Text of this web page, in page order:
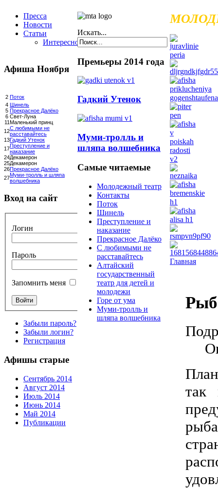
Пресса
Новости
Статьи
Интересное
Афиша Ноября
2 Поток
4 Шинель
5 Прекрасное Далёко
6 Свет-Луна
11Маленький принц
12С любимыми не
расставайтесь
13Гадкий Утенок
17Преступление и
наказание
24Декамерон
25Декамерон
26Прекрасное Далёко
27Муми-тролль и шляпа
волшебника
Вход на сайт
Логин
Пароль
Запомнить меня
Забыли пароль?
Забыли логин?
Регистрация
Афишы старые
Сентябрь 2014
Август 2014
Июль 2014
Июнь 2014
Май 2014
Публикации
Искать...
Премьеры 2014 года
Гадкий Утенок
Муми-тролль и
шляпа волшебника
Самые читаемые
Молодежный театр
Контакты
Поток
Шинель
Преступление и
наказание
Прекрасное Далёко
С любимыми не
расставайтесь
Алтайский
государственный
театр для детей и
молодежи
Горе от ума
Муми-тролль и
шляпа волшебника
Главная
так